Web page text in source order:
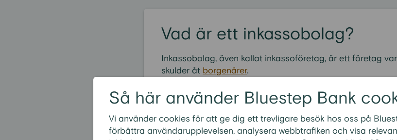
Så här använder Bluestep Bank
Vi använder cookies för att ge dig ett trevligare besök hos oss på
förbättra användarupplevelsen, analysera webbtrafiken och visa
Vad är ett inkassobolag?
Inkassobolag, även kallat inkassoföretag, är ett företag
skulder åt borgenärer.
Hittar du inte svaret på din fråga?